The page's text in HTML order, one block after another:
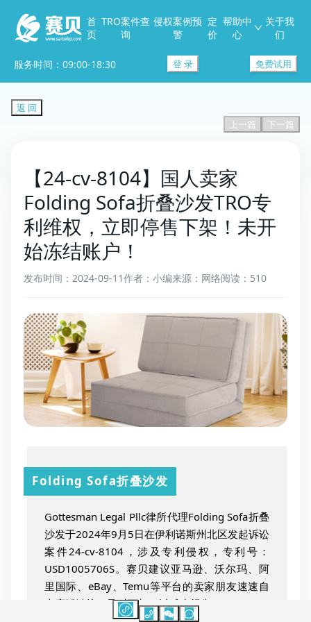
首
页
TRO案件查
询
侵权案例预
警
定
价
帮助中
心
关于我
们
服务时间：09:00-18:30 登 录 免费试用
返 回
上一篇
下一篇
【24-cv-8104】国人卖家
Folding Sofa折叠沙发TRO专
利维权，立即停售下架！未开
始冻结账户！
发布时间：2024-09-11作者：小编来源：网络阅读：510
Folding Sofa折叠沙发
Gottesman Legal Pllc律所代理Folding Sofa折叠
沙发于2024年9月5日在伊利诺斯州北区发起诉讼
案件24-cv-8104，涉及专利侵权，专利号：
USD1005706S。赛贝建议亚马逊、沃尔玛、阿
里国际、eBay、Temu等平台的卖家朋友速速自
查店铺链接，及时下架，以减少损失。